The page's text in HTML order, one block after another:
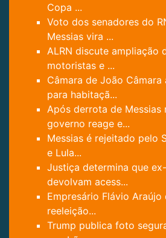
Copa ...
Voto dos senadores do
Messias vira ...
ALRN discute ampliação
motoristas e ...
Câmara de João
para habitaçã...
Após derrota de Messias
governo reage e...
Messias é rejeitado pelo
e Lula...
Justiça determina que
devolvam acess...
Empresário Flávio
reeleição...
Trump publica foto